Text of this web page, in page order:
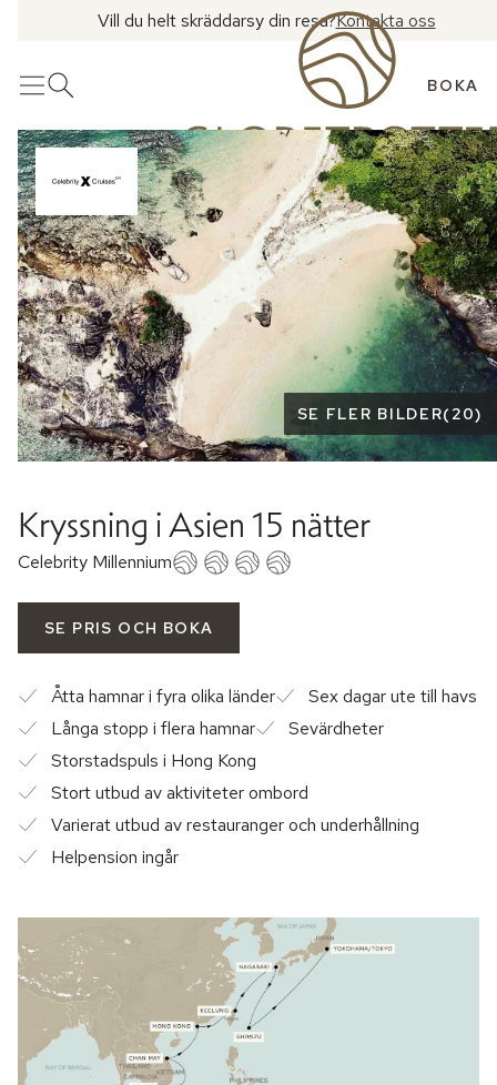
Vill du helt skräddarsy din resa?Kontakta oss
MenyÖppna sök BOKA
Se fler bilder
SE FLER BILDER(20)
Kryssning i Asien 15 nätter
Celebrity Millennium
SE PRIS OCH BOKA
Åtta hamnar i fyra olika länder
Sex dagar ute till havs
Långa stopp i flera hamnar
Sevärdheter
Storstadspuls i Hong Kong
Stort utbud av aktiviteter ombord
Varierat utbud av restauranger och underhållning
Helpension ingår